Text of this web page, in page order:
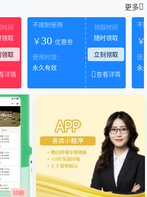
更多
时间
领取
领取
详情
不限制使用
￥ 30 优惠劵
使用时效：
永久有效
领取时间
随时领取
立刻领取
查看详情
不
￥
使
永
10折